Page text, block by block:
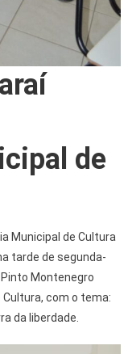
de
Municipal de Cultura
tarde de segunda-
Montenegro
com o tema:
da liberdade.